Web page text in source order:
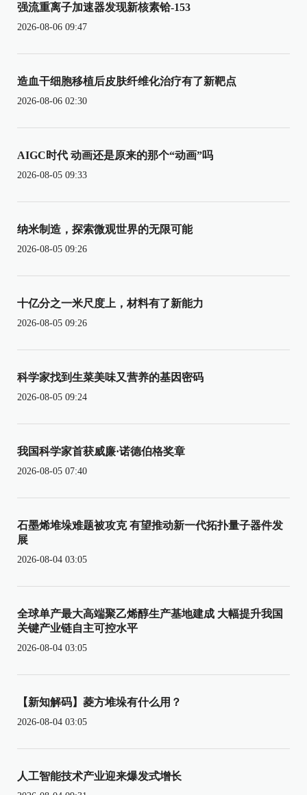
强流重离子加速器发现新核素铪-153
2026-08-06 09:47
造血干细胞移植后皮肤纤维化治疗有了新靶点
2026-08-06 02:30
AIGC时代 动画还是原来的那个“动画”吗
2026-08-05 09:33
纳米制造，探索微观世界的无限可能
2026-08-05 09:26
十亿分之一米尺度上，材料有了新能力
2026-08-05 09:26
科学家找到生菜美味又营养的基因密码
2026-08-05 09:24
我国科学家首获威廉·诺德伯格奖章
2026-08-05 07:40
石墨烯堆垛难题被攻克 有望推动新一代拓扑量子器件发
展
2026-08-04 03:05
全球单产最大高端聚乙烯醇生产基地建成 大幅提升我国
关键产业链自主可控水平
2026-08-04 03:05
【新知解码】菱方堆垛有什么用？
2026-08-04 03:05
人工智能技术产业迎来爆发式增长